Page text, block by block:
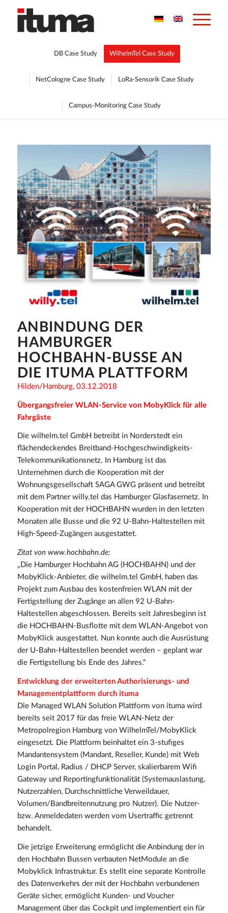
DB Case Study WilhelmTel Case Study
NetCologne Case Study LoRa-Sensorik Case Study
Campus-Monitoring Case Study
ANBINDUNG DER
HAMBURGER
HOCHBAHN-BUSSE AN
DIE ITUMA PLATTFORM
Hilden/Hamburg, 03.12.2018
Übergangsfreier WLAN-Service von MobyKlick für alle
Fahrgäste
Die wilhelm.tel GmbH betreibt in Norderstedt ein
flächendeckendes Breitband-Hochgeschwindigkeits-
Telekommunikationsnetz. In Hamburg ist das
Unternehmen durch die Kooperation mit der
Wohnungsgesellschaft SAGA GWG präsent und betreibt
mit dem Partner willy.tel das Hamburger Glasfasernetz. In
Kooperation mit der HOCHBAHN wurden in den letzten
Monaten alle Busse und die 92 U-Bahn-Haltestellen mit
High-Speed-Zugängen ausgestattet.
Zitat von www.hochbahn.de:
„Die Hamburger Hochbahn AG (HOCHBAHN) und der
MobyKlick-Anbieter, die wilhelm.tel GmbH, haben das
Projekt zum Ausbau des kostenfreien WLAN mit der
Fertig­stellung der Zugänge an allen 92 U-Bahn-
Haltestellen abgeschlossen. Bereits seit Jahresbeginn ist
die HOCHBAHN-Busflotte mit dem WLAN-Angebot von
MobyKlick ausgestattet. Nun konnte auch die Ausrüstung
der U-Bahn-Haltestellen beendet werden – geplant war
die Fertigstellung bis Ende des Jahres.“
Entwicklung der erweiterten Authorisierungs- und
Managementplattform durch ituma
Die Managed WLAN Solution Plattform von ituma wird
bereits seit 2017 für das freie WLAN-Netz der
Metropolregion Hamburg von WilhelmTel/MobyKlick
eingesetzt. Die Plattform beinhaltet ein 3-stufiges
Mandantensystem (Mandant, Reseller, Kunde) mit Web
Login Portal, Radius / DHCP Server, skalierbarem Wifi
Gateway und Reportingfunktionalität (Systemauslastung,
Nutzerzahlen, Durchschnittliche Verweildauer,
Volumen/Bandbreitennutzung pro Nutzer). Die Nutzer-
bzw. Anmeldedaten werden vom Usertraffic getrennt
behandelt.
Die jetzige Erweiterung ermöglicht die Anbindung der in
den Hochbahn Bussen verbauten NetModule an die
Mobyklick Infrastruktur. Es stellt eine separate Kontrolle
des Datenverkehrs der mit der Hochbahn verbundenen
Geräte sicher, ermöglicht Kunden- und Voucher
Management über das Cockpit und implementiert ein für